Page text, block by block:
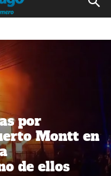
por
Montt en
de ellos